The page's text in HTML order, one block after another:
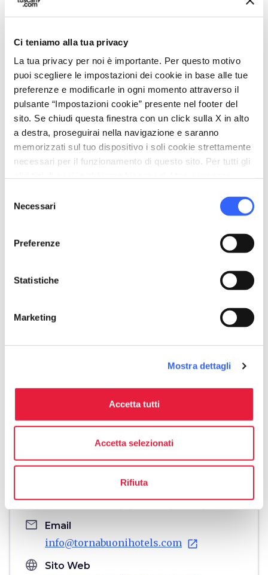
Ci teniamo alla tua privacy
La tua privacy per noi è importante. Per questo motivo
puoi scegliere le impostazioni dei cookie in base alle tue
preferenze e modificarle in ogni momento attraverso il
pulsante “Impostazioni cookie” presente nel footer del
sito. Se chiudi questa finestra con un click sulla X in alto
a destra, proseguirai nella navigazione e saranno
memorizzati sul tuo dispositivo i soli cookie strettamente
necessari per il funzionamento di questo sito. Per tutti gli
delNecessari
Preferenze
Statistiche
Marketing
Mostra dettagli
Accetta tutti
Accetta selezionati
Rifiuta
Visite Guidate
family_restroom Servizi per famiglie
Servizio Baby Sitting
work Business e Mice
Sala riunioni
pets Animali ammessi (Pet friendly)
Informazioni
Via Tornabuoni, 3, Firenze, 50124, FI
email Email
info@tornabuonihotels.com open_in_new
language Sito Web